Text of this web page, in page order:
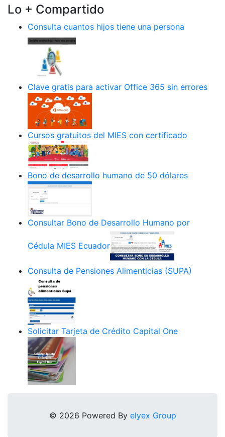
Lo + Compartido
Consulta cuantos hijos tiene una persona
Clave gratis para activar Office 365 sin errores
Cursos gratuitos del MIES con certificado
Bono de desarrollo humano de 50 dólares
Consultar Bono de Desarrollo Humano por
Cédula MIES Ecuador
Consulta de Pensiones Alimenticias (SUPA)
Solicitar Tarjeta de Crédito Capital One
© 2026 Powered By elyex Group